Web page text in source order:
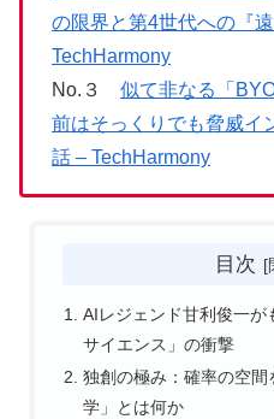
の限界と第4世代への『
TechHarmony
No.３ 似て非なる「
前はそっくりでも脅威イ
話 – TechHarmony
目次
AIレジェンド甘利俊一が
サイエンス」の衝撃
独創の極み：確率の空
学」とは何か